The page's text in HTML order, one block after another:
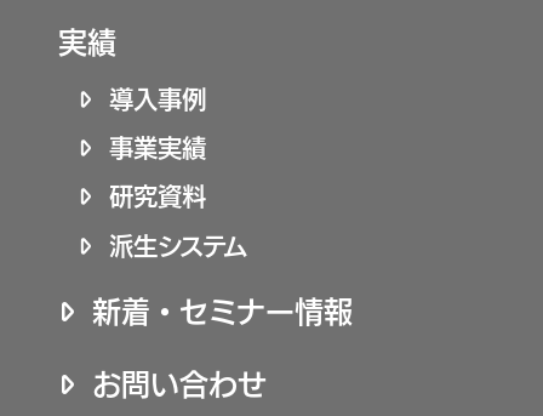
実績
導入事例
事業実績
研究資料
派生システム
新着・セミナー情報
お問い合わせ